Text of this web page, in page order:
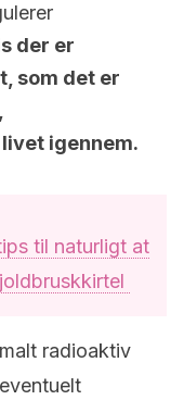
der er
som det er
igennem.
til naturligt at
radioaktiv